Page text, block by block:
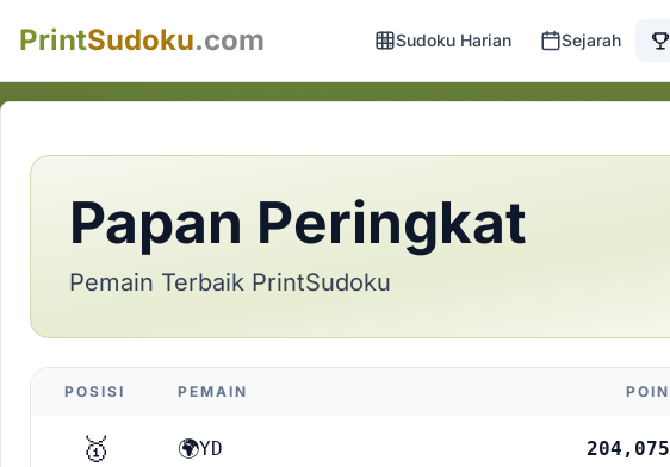
PrintSudoku.com Sudoku Harian Sejarah
Papan Peringkat
Pemain Terbaik PrintSudoku
POSISI PEMAIN POIN
🥇 🌍YD 204,075